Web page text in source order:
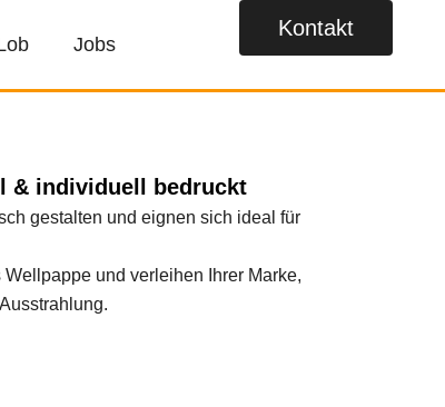
Jobs
Kontakt
& individuell bedruckt
gestalten und eignen sich ideal für
und verleihen Ihrer Marke,